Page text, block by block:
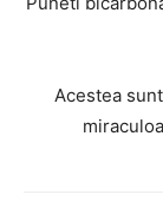
Acestea